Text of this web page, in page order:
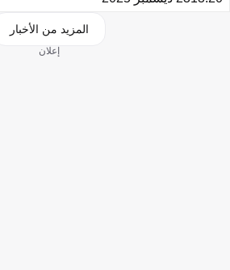
المزيد من الأخبار
إعلان